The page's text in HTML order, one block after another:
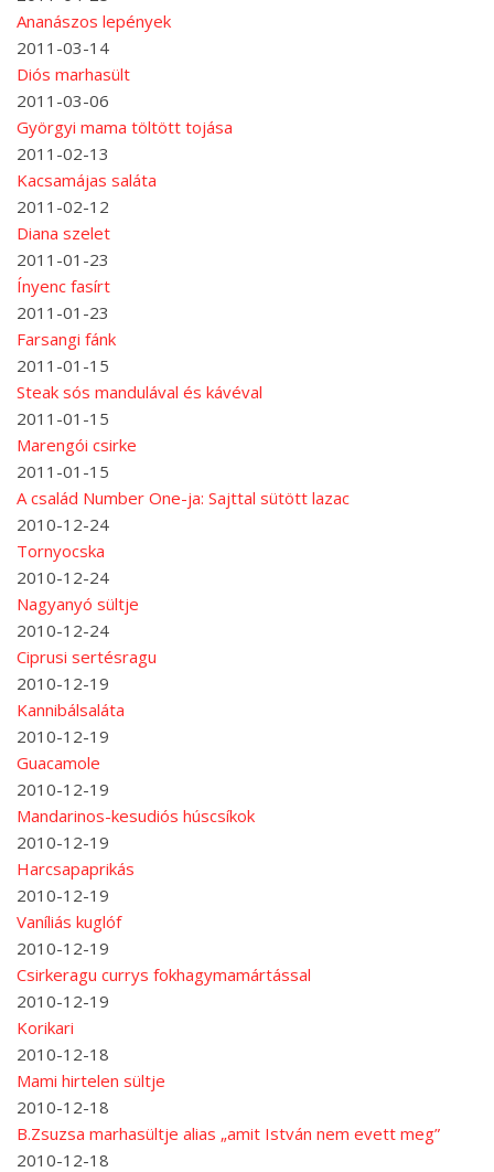
Ananászos lepények
2011-03-14
Diós marhasült
2011-03-06
Györgyi mama töltött tojása
2011-02-13
Kacsamájas saláta
2011-02-12
Diana szelet
2011-01-23
Ínyenc fasírt
2011-01-23
Farsangi fánk
2011-01-15
Steak sós mandulával és kávéval
2011-01-15
Marengói csirke
2011-01-15
A család Number One-ja: Sajttal sütött lazac
2010-12-24
Tornyocska
2010-12-24
Nagyanyó sültje
2010-12-24
Ciprusi sertésragu
2010-12-19
Kannibálsaláta
2010-12-19
Guacamole
2010-12-19
Mandarinos-kesudiós húscsíkok
2010-12-19
Harcsapaprikás
2010-12-19
Vaníliás kuglóf
2010-12-19
Csirkeragu currys fokhagymamártással
2010-12-19
Korikari
2010-12-18
Mami hirtelen sültje
2010-12-18
B.Zsuzsa marhasültje alias „amit István nem evett meg”
2010-12-18